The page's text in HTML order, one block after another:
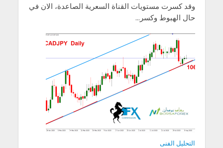
وقد كسرت مستويات القناة السعرية الصاعدة، الان في
حال الهبوط وكسر...
التحليل الفنى